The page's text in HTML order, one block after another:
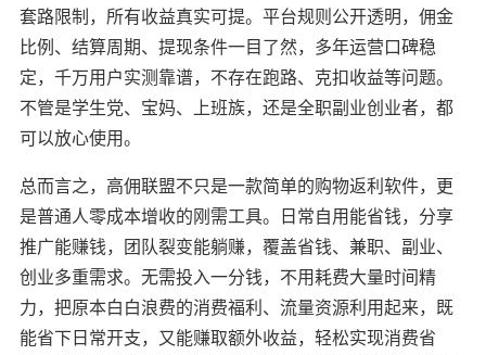
套路限制，所有收益真实可提。平台规则公开透明，佣金
比例、结算周期、提现条件一目了然，多年运营口碑稳
定，千万用户实测靠谱，不存在跑路、克扣收益等问题。
不管是学生党、宝妈、上班族，还是全职副业创业者，都
可以放心使用。
总而言之，高佣联盟不只是一款简单的购物返利软件，更
是普通人零成本增收的刚需工具。日常自用能省钱，分享
推广能赚钱，团队裂变能躺赚，覆盖省钱、兼职、副业、
创业多重需求。无需投入一分钱，不用耗费大量时间精
力，把原本白白浪费的消费福利、流量资源利用起来，既
能省下日常开支，又能赚取额外收益，轻松实现消费省